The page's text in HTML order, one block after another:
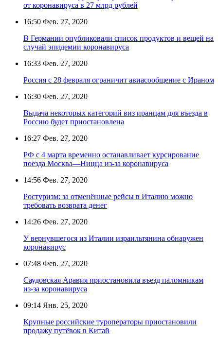
от коронавируса в 27 млрд рублей
16:50 Фев. 27, 2020
В Германии опубликовали список продуктов и вещей на
случай эпидемии коронавируса
16:33 Фев. 27, 2020
Россия с 28 февраля ограничит авиасообщение с Ираном
16:30 Фев. 27, 2020
Выдача некоторых категорий виз иранцам для въезда в
Россию будет приостановлена
16:27 Фев. 27, 2020
РФ с 4 марта временно останавливает курсирование
поезда Москва—Ницца из-за коронавируса
14:56 Фев. 27, 2020
Ростуризм: за отменённые рейсы в Италию можно
требовать возврата денег
14:26 Фев. 27, 2020
У вернувшегося из Италии израильтянина обнаружен
коронавирус
07:48 Фев. 27, 2020
Саудовская Аравия приостановила въезд паломникам
из-за коронавируса
09:14 Янв. 25, 2020
Крупные российские туроператоры приостановили
продажу путёвок в Китай